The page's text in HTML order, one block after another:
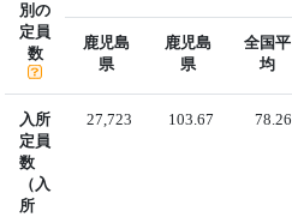
別の
定員
数
鹿児島
県
鹿児島
県
全国平
均
入所
定員
数
（入
所
27,723 103.67 78.26